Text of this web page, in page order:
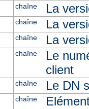
chaîne La
chaîne La
chaîne La
chaîne
Le
client
chaîne Le DN
chaîne